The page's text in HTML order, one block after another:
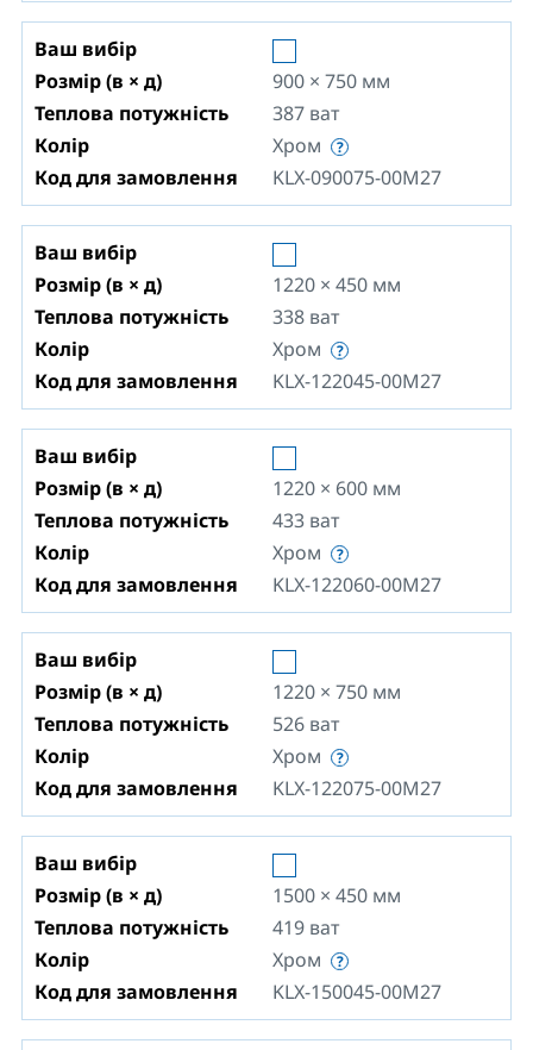
Ваш вибір
Розмір (в × д)
900 × 750 мм
Теплова потужність
387 ват
Колір
Хром
Код для замовлення
KLX-090075-00M27
Ваш вибір
Розмір (в × д)
1220 × 450 мм
Теплова потужність
338 ват
Колір
Хром
Код для замовлення
KLX-122045-00M27
Ваш вибір
Розмір (в × д)
1220 × 600 мм
Теплова потужність
433 ват
Колір
Хром
Код для замовлення
KLX-122060-00M27
Ваш вибір
Розмір (в × д)
1220 × 750 мм
Теплова потужність
526 ват
Колір
Хром
Код для замовлення
KLX-122075-00M27
Ваш вибір
Розмір (в × д)
1500 × 450 мм
Теплова потужність
419 ват
Колір
Хром
Код для замовлення
KLX-150045-00M27